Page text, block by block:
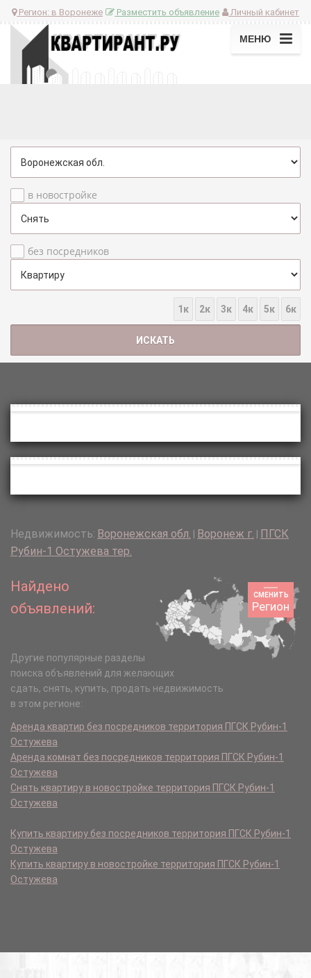
Регион: в Воронеже Личный кабинет
Разместить объявление
МЕНЮ
в новостройке
без посредников
1к 2к 3к 4к 5к 6к
Недвижимость: Воронежская обл. Воронеж г.
ПГСК
Рубин-1 Остужева тер.
СМЕНИТЬ
Регион
Найдено
объявлений:
Другие популярные разделы
поиска объявлений для желающих
сдать, снять, купить, продать недвижимость
в этом регионе:
Аренда квартир без посредников территория ПГСК Рубин-1
Остужева
Аренда комнат без посредников территория ПГСК Рубин-1
Остужева
Снять квартиру в новостройке территория ПГСК Рубин-1
Остужева
Купить квартиру без посредников территория ПГСК Рубин-1
Остужева
Купить квартиру в новостройке территория ПГСК Рубин-1
Остужева